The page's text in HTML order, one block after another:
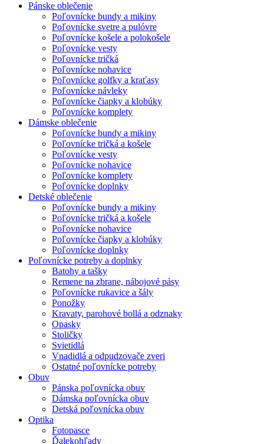
Pánske oblečenie
Poľovnícke bundy a mikiny
Poľovnícke svetre a pulóvre
Poľovnícke košele a polokošele
Poľovnícke vesty
Poľovnícke tričká
Poľovnícke nohavice
Poľovnícke golfky a kraťasy
Poľovnícke návleky
Poľovnícke čiapky a klobúky
Poľovnícke komplety
Dámske oblečenie
Poľovnícke bundy a mikiny
Poľovnícke tričká a košele
Poľovnícke vesty
Poľovnícke nohavice
Poľovnícke komplety
Poľovnícke doplnky
Detské oblečenie
Poľovnícke bundy a mikiny
Poľovnícke tričká a košele
Poľovnícke nohavice
Poľovnícke čiapky a klobúky
Poľovnícke doplnky
Poľovnícke potreby a doplnky
Batohy a tašky
Remene na zbrane, nábojové pásy
Poľovnícke rukavice a šály
Ponožky
Kravaty, parohové bollá a odznaky
Opasky
Stoličky
Svietidlá
Vnadidlá a odpudzovače zveri
Ostatné poľovnícke potreby
Obuv
Pánska poľovnícka obuv
Dámska poľovnícka obuv
Detská poľovnícka obuv
Optika
Fotopasce
Ďalekohľady